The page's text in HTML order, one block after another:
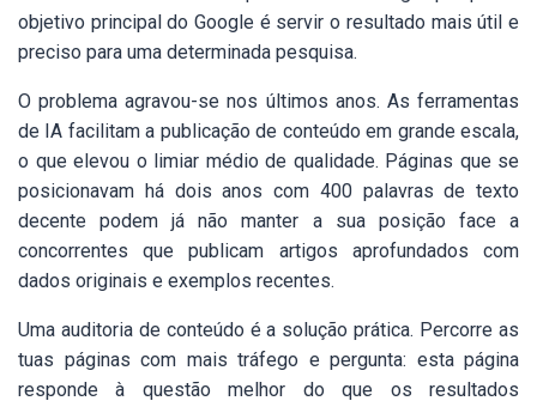
objetivo principal do Google é servir o resultado mais útil e
preciso para uma determinada pesquisa.
O problema agravou-se nos últimos anos. As ferramentas
de IA facilitam a publicação de conteúdo em grande escala,
o que elevou o limiar médio de qualidade. Páginas que se
posicionavam há dois anos com 400 palavras de texto
decente podem já não manter a sua posição face a
concorrentes que publicam artigos aprofundados com
dados originais e exemplos recentes.
Uma auditoria de conteúdo é a solução prática. Percorre as
tuas páginas com mais tráfego e pergunta: esta página
responde à questão melhor do que os resultados